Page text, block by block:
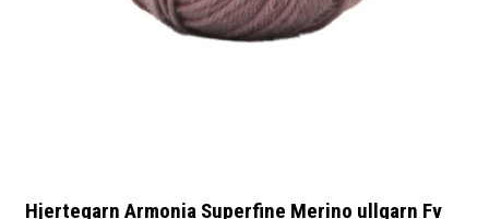
Hjertegarn Armonia Superfine Merino ullgarn Fv